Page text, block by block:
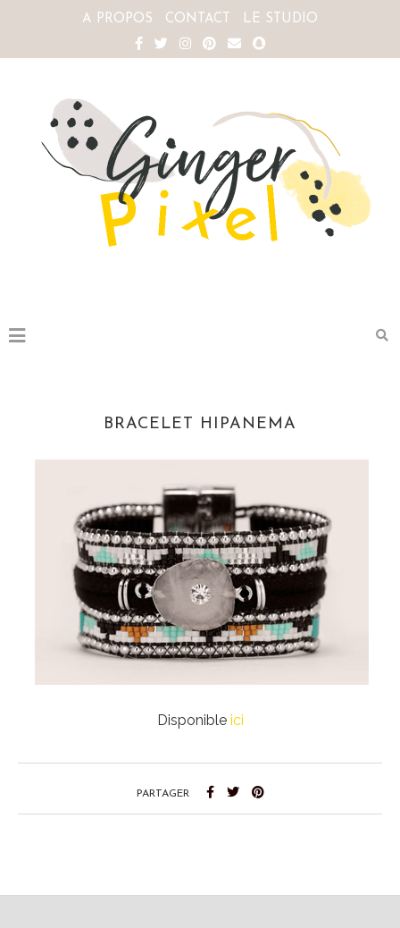
A PROPOS CONTACT LE STUDIO
BRACELET HIPANEMA
Disponible ici
PARTAGER